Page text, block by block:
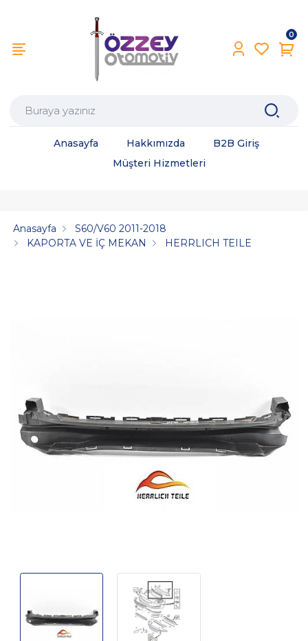
0
Anasayfa Hakkımızda
B2B Giriş
Müşteri Hizmetleri
Anasayfa
S60/V60 2011-2018
KAPORTA VE İÇ MEKAN
HERRLICH TEILE